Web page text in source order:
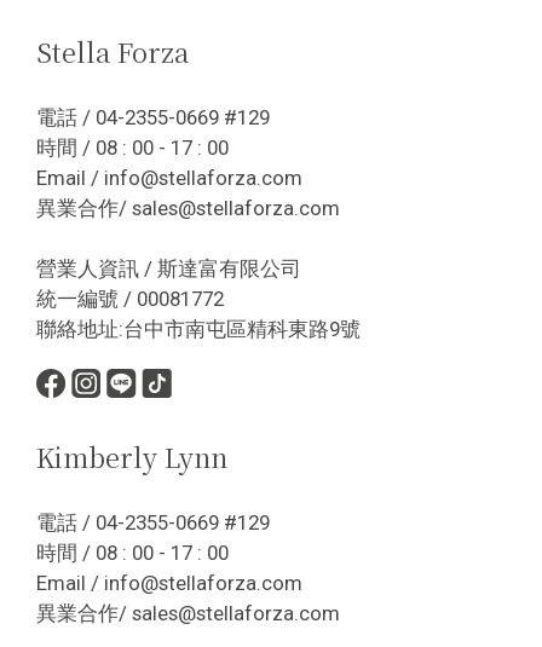
Stella Forza
電話 / 04-2355-0669 #129
時間 / 08 : 00 - 17 : 00
Email / info@stellaforza.com
異業合作/ sales@stellaforza.com
營業人資訊 / 斯達富有限公司
統一編號 / 00081772
聯絡地址:台中市南屯區精科東路9號
Kimberly Lynn
電話 / 04-2355-0669 #129
時間 / 08 : 00 - 17 : 00
Email / info@stellaforza.com
異業合作/ sales@stellaforza.com